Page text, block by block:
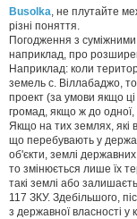
в
і
д
м
л
е
н
н
я
Busolka , не плутайте
різні поняття.
Погодження з суміжними
наприклад, про
Наприклад: коли
земель с. Віллабаджо,
проект (за умови якщо
громад, якщо ж до одної,
Якщо на тих землях, які
що перебувають у
об'єкти, землі державних
то змінюється лише їх
такі землі або
117 ЗКУ. Здебільшого,
з державної власності